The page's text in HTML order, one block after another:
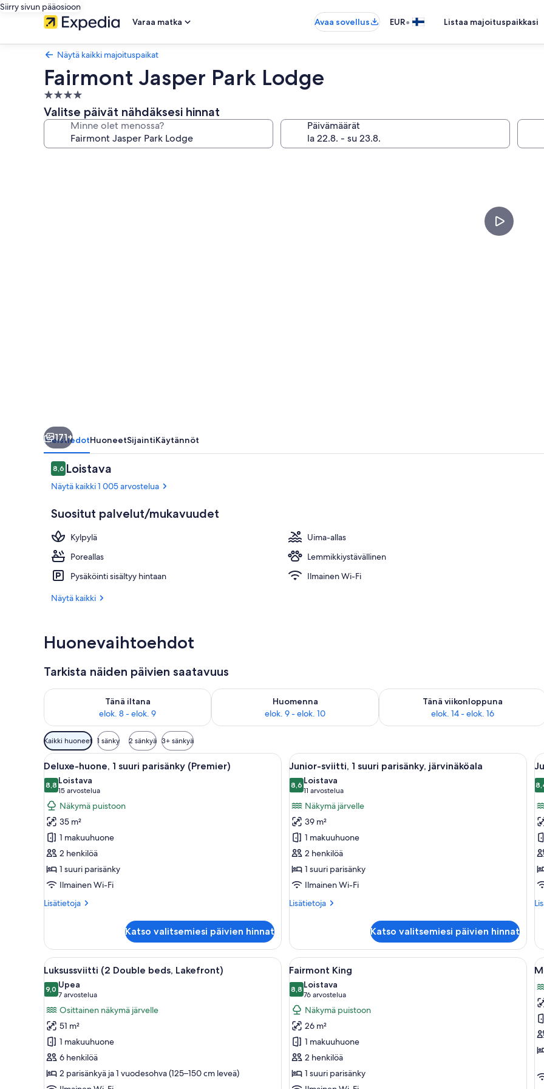
Siirry sivun pääosioon
Varaa matka
Avaa sovellus EUR• Listaa majoituspaikkasi
Näytä kaikki majoituspaikat
Fairmont Jasper Park Lodge
4.0
tähden
majoituspaikka
Valitse päivät nähdäksesi hinnat
Minne olet menossa? Päivämäärät
171+
YleistiedotHuoneetSijaintiKäytännöt
Arvostelut
8,68,6 kautta 10.
Loistava
Näytä kaikki 1 005 arvostelua
Suositut palvelut/mukavuudet
Kylpylä
Uima-allas
Poreallas
Lemmikkiystävällinen
Pysäköinti sisältyy hintaan
Ilmainen Wi-Fi
Näytä kaikki
Huonevaihtoehdot
Tarkista näiden päivien saatavuus
Tänä iltana
elok. 8 - elok. 9
Tarkista tämän illan saatavuus elok. 8 - elok. 9
Huomenna
elok. 9 - elok. 10
Tarkista huomisen saatavuus elok. 9 - elok. 10
Tänä viikonloppuna
elok. 14 - elok. 16
Tarkista tämän viikonlopun saatavuus
Huoneille
saatavilla
olevia
suodattimia
Kaikki huoneet 1 sänky 2 sänkyä 3+ sänkyä
Avaa
kaikki
huonetyypin
Deluxe-
huone,
1
suuri
parisänky
(Premier)
kuvat
Tunnelmallinen huone, jossa on ruokapöytä, tuoleja, sohva ja suuri ikkuna, josta avautuu näkymä järvelle ja
4
Deluxe-huone, 1 suuri parisänky (Premier)
8,88,8 kautta 10
Loistava
15 arvostelua
(15
arvostelua)
Näkymä puistoon
35 m²
1 makuuhuone
2 henkilöä
1 suuri parisänky
Ilmainen Wi-Fi
Lisätietoja
Lisätietoja
1
suuri
parisänky
(Premier)
Katso valitsemiesi päivien hinnat
Avaa
kaikki
huonetyypin
Junior-
sviitti,
1
suuri
parisänky,
järvinäköala
kuvat
Moderni olohuone, jossa on sininen
3
Junior-sviitti, 1 suuri parisänky, järvinäköala
8,68,6 kautta 10
Loistava
11 arvostelua
(11
arvostelua)
Näkymä järvelle
39 m²
1 makuuhuone
2 henkilöä
1 suuri parisänky
Ilmainen Wi-Fi
Lisätietoja
Lisätietoja
1
suuri
parisänky,
järvinäköala
Katso valitsemiesi päivien hinnat
1
1
Avaa
kaikki
huonetyypin
Luksussviitti
(2
Double
beds,
Lakefront)
kuvat
Moderni olohuone, jossa on sohva, nojatuoleja, ruokapöytä ja sohvapöytä.
12
Luksussviitti (2 Double beds, Lakefront)
9,09,0 kautta 10
Upea
7 arvostelua
(7
arvostelua)
Osittainen näkymä järvelle
51 m²
1 makuuhuone
6 henkilöä
2 parisänkyä ja 1 vuodesohva (125–150 cm leveä)
Avaa
kaikki
huonetyypin
Fairmont
King
kuvat
Hotellihuone, jossa on sänky,
4
Fairmont King
8,88,8 kautta 10
Loistava
76 arvostelua
(76
arvostelua)
Näkymä puistoon
26 m²
1 makuuhuone
2 henkilöä
1 suuri parisänky
3